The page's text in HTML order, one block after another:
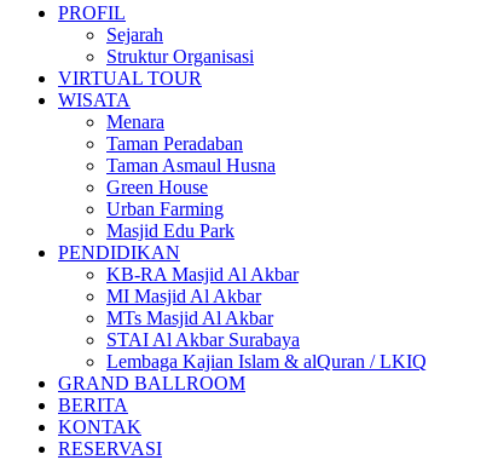
PROFIL
Sejarah
Struktur Organisasi
VIRTUAL TOUR
WISATA
Menara
Taman Peradaban
Taman Asmaul Husna
Green House
Urban Farming
Masjid Edu Park
PENDIDIKAN
KB-RA Masjid Al Akbar
MI Masjid Al Akbar
MTs Masjid Al Akbar
STAI Al Akbar Surabaya
Lembaga Kajian Islam & alQuran / LKIQ
GRAND BALLROOM
BERITA
KONTAK
RESERVASI